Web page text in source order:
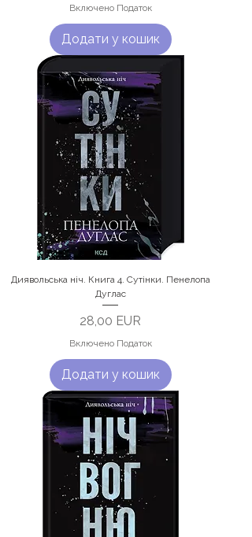
Включено Податок
Додати у кошик
Диявольська ніч. Книга 4. Сутінки. Пенелопа
Дуглас
Ціна
28,00 EUR
Включено Податок
Додати у кошик